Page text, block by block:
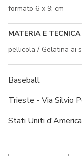
formato 6 x 9; cm
MATERIA E TECNICA
pellicola / Gelatina ai
Baseball
Trieste - Via Silvio
Stati Uniti